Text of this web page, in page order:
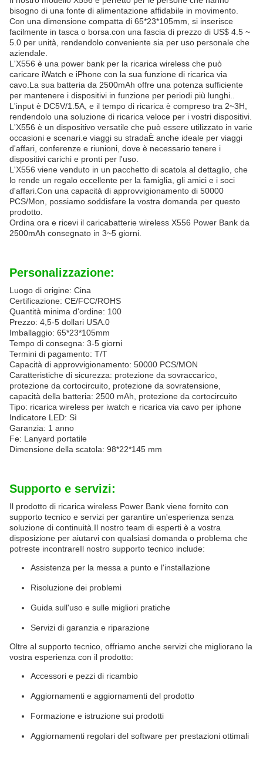
bisogno di una fonte di alimentazione affidabile in movimento.
Con una dimensione compatta di 65*23*105mm, si inserisce
facilmente in tasca o borsa.con una fascia di prezzo di US$ 4.5 ~
5.0 per unità, rendendolo conveniente sia per uso personale che
aziendale.
L'X556 è una power bank per la ricarica wireless che può
caricare iWatch e iPhone con la sua funzione di ricarica via
cavo.La sua batteria da 2500mAh offre una potenza sufficiente
per mantenere i dispositivi in funzione per periodi più lunghi..
L'input è DC5V/1.5A, e il tempo di ricarica è compreso tra 2~3H,
rendendolo una soluzione di ricarica veloce per i vostri dispositivi.
L'X556 è un dispositivo versatile che può essere utilizzato in varie
occasioni e scenari.e viaggi su stradaÈ anche ideale per viaggi
d'affari, conferenze e riunioni, dove è necessario tenere i
dispositivi carichi e pronti per l'uso.
L'X556 viene venduto in un pacchetto di scatola al dettaglio, che
lo rende un regalo eccellente per la famiglia, gli amici e i soci
d'affari.Con una capacità di approvvigionamento di 50000
PCS/Mon, possiamo soddisfare la vostra domanda per questo
prodotto.
Ordina ora e ricevi il caricabatterie wireless X556 Power Bank da
2500mAh consegnato in 3~5 giorni.
Personalizzazione:
Luogo di origine: Cina
Certificazione: CE/FCC/ROHS
Quantità minima d'ordine: 100
Prezzo: 4,5-5 dollari USA.0
Imballaggio: 65*23*105mm
Tempo di consegna: 3-5 giorni
Termini di pagamento: T/T
Capacità di approvvigionamento: 50000 PCS/MON
Caratteristiche di sicurezza: protezione da sovraccarico,
protezione da cortocircuito, protezione da sovratensione,
capacità della batteria: 2500 mAh, protezione da cortocircuito
Tipo: ricarica wireless per iwatch e ricarica via cavo per iphone
Indicatore LED: Sì
Garanzia: 1 anno
Fe: Lanyard portatile
Dimensione della scatola: 98*22*145 mm
Supporto e servizi:
Il prodotto di ricarica wireless Power Bank viene fornito con
supporto tecnico e servizi per garantire un'esperienza senza
soluzione di continuità.Il nostro team di esperti è a vostra
disposizione per aiutarvi con qualsiasi domanda o problema che
potreste incontrareIl nostro supporto tecnico include:
Assistenza per la messa a punto e l'installazione
Risoluzione dei problemi
Guida sull'uso e sulle migliori pratiche
Servizi di garanzia e riparazione
Oltre al supporto tecnico, offriamo anche servizi che migliorano la
vostra esperienza con il prodotto:
Accessori e pezzi di ricambio
Aggiornamenti e aggiornamenti del prodotto
Formazione e istruzione sui prodotti
Aggiornamenti regolari del software per prestazioni ottimali